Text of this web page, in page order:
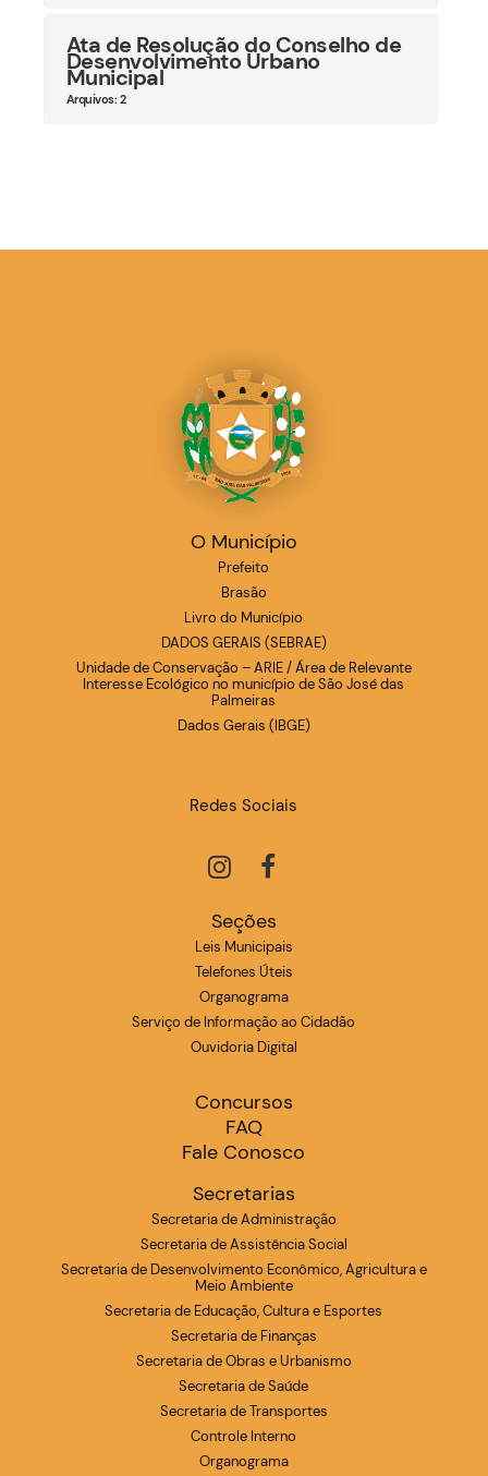
Ata de Resolução do Conselho de
Desenvolvimento Urbano
Municipal
Arquivos: 2
O Município
Prefeito
Brasão
Livro do Município
DADOS GERAIS (SEBRAE)
Unidade de Conservação – ARIE / Área de Relevante
Interesse Ecológico no município de São José das
Palmeiras
Dados Gerais (IBGE)
Redes Sociais
Seções
Leis Municipais
Telefones Úteis
Organograma
Serviço de Informação ao Cidadão
Ouvidoria Digital
Concursos
FAQ
Fale Conosco
Secretarias
Secretaria de Administração
Secretaria de Assistência Social
Secretaria de Desenvolvimento Econômico, Agricultura e
Meio Ambiente
Secretaria de Educação, Cultura e Esportes
Secretaria de Finanças
Secretaria de Obras e Urbanismo
Secretaria de Saúde
Secretaria de Transportes
Controle Interno
Organograma